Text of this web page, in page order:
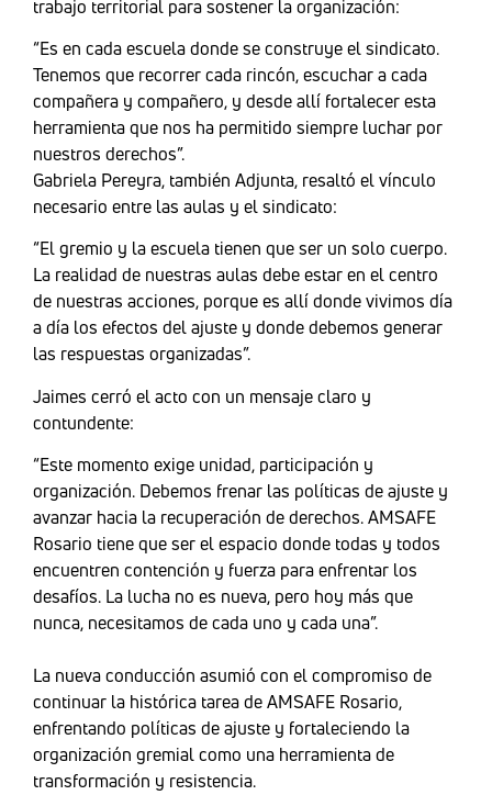
trabajo territorial para sostener la organización:
“Es en cada escuela donde se construye el sindicato.
Tenemos que recorrer cada rincón, escuchar a cada
compañera y compañero, y desde allí fortalecer esta
herramienta que nos ha permitido siempre luchar por
nuestros derechos”.
Gabriela Pereyra, también Adjunta, resaltó el vínculo
necesario entre las aulas y el sindicato:
“El gremio y la escuela tienen que ser un solo cuerpo.
La realidad de nuestras aulas debe estar en el centro
de nuestras acciones, porque es allí donde vivimos día
a día los efectos del ajuste y donde debemos generar
las respuestas organizadas”.
Jaimes cerró el acto con un mensaje claro y
contundente:
“Este momento exige unidad, participación y
organización. Debemos frenar las políticas de ajuste y
avanzar hacia la recuperación de derechos. AMSAFE
Rosario tiene que ser el espacio donde todas y todos
encuentren contención y fuerza para enfrentar los
desafíos. La lucha no es nueva, pero hoy más que
nunca, necesitamos de cada uno y cada una”.
La nueva conducción asumió con el compromiso de
continuar la histórica tarea de AMSAFE Rosario,
enfrentando políticas de ajuste y fortaleciendo la
organización gremial como una herramienta de
transformación y resistencia.